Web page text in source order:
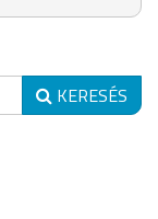
KERESÉS